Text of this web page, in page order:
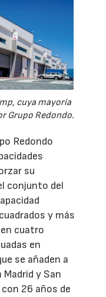
cuya mayoría
Grupo Redondo.
Redondo
su
conjunto del
y más
cuatro
en
se añaden a
y San
26 años de